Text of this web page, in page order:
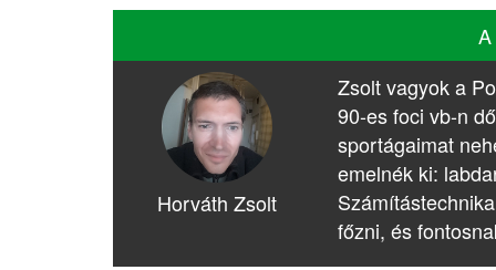
Horváth Zsolt
Zsolt vagyok a
90-es foci vb-n
sportágaimat
emelnék ki:
főzni, és